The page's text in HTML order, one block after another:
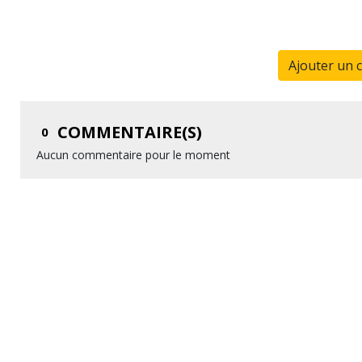
Ajouter un
0 COMMENTAIRE(S)
Aucun commentaire pour le moment